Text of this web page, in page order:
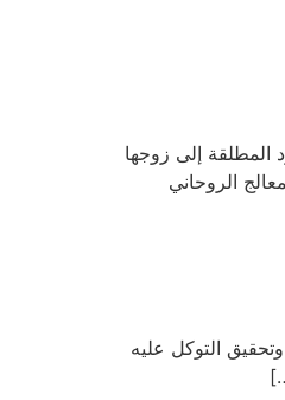
السوداني الطيب ود النور رد المطلقة إلى زوجها
0015065166821 المعالج والشيخ الروحاني السوداني الطيب ود النور جعل الزوج مطيعًا أو متعلقًا بزوجته 0015065166821 المعالج الروحاني
التوكل عليه